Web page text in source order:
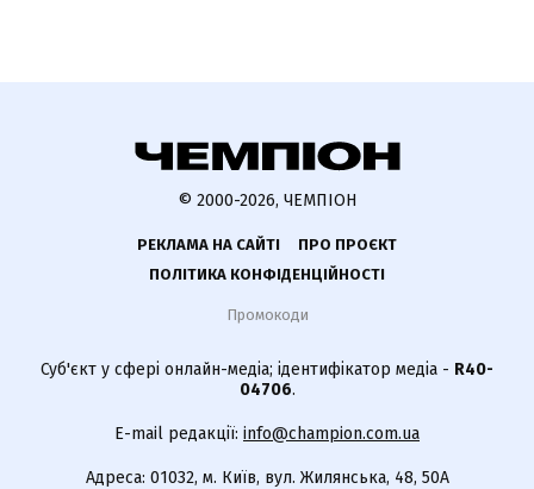
© 2000-2026, ЧЕМПІОН
РЕКЛАМА НА САЙТІ
ПРО ПРОЄКТ
ПОЛІТИКА КОНФІДЕНЦІЙНОСТІ
Промокоди
Суб'єкт у сфері онлайн-медіа; ідентифікатор медіа - R40-
04706.
E-mail редакції: info@champion.com.ua
Адреса: 01032, м. Київ, вул. Жилянська, 48, 50А